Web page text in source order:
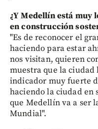
¿Y Medellín está muy
en construcción
"Es de reconocer el
haciendo para estar
nos visitan, quieren
muestra que la ciudad
indicador muy fuerte
haciendo la ciudad en
que Medellín va a ser
Mundial".